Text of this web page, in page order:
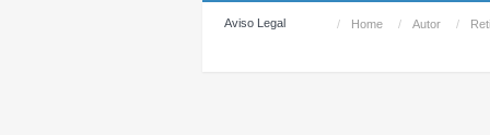
Aviso Legal / Home / Autor /